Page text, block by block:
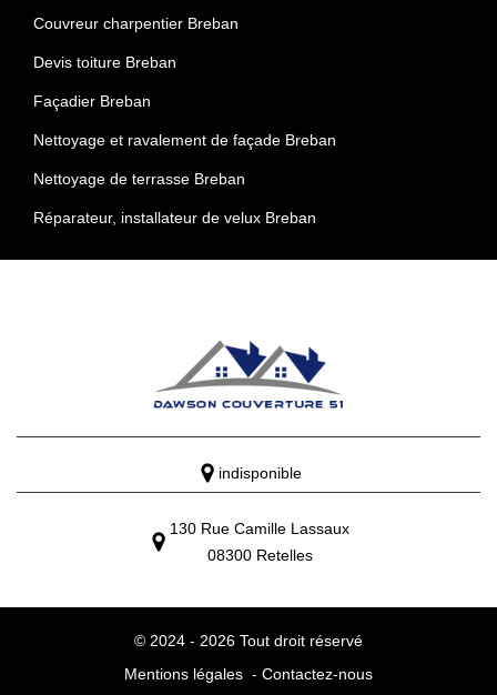
Couvreur charpentier Breban
Devis toiture Breban
Façadier Breban
Nettoyage et ravalement de façade Breban
Nettoyage de terrasse Breban
Réparateur, installateur de velux Breban
indisponible
130 Rue Camille Lassaux
08300 Retelles
© 2024 - 2026 Tout droit réservé
Mentions légales - Contactez-nous